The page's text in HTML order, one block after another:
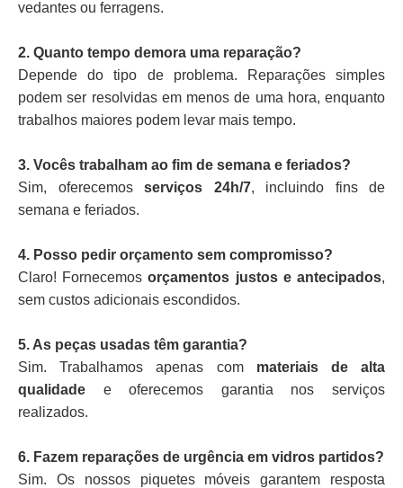
vedantes ou ferragens.
2. Quanto tempo demora uma reparação?
Depende do tipo de problema. Reparações simples
podem ser resolvidas em menos de uma hora, enquanto
trabalhos maiores podem levar mais tempo.
3. Vocês trabalham ao fim de semana e feriados?
Sim, oferecemos serviços 24h/7, incluindo fins de
semana e feriados.
4. Posso pedir orçamento sem compromisso?
Claro! Fornecemosorçamentos justos e antecipados,
sem custos adicionais escondidos.
5. As peças usadas têm garantia?
Sim. Trabalhamos apenas com materiais de alta
qualidade e oferecemos garantia nos serviços
realizados.
6. Fazem reparações de urgência em vidros partidos?
Sim. Os nossos piquetes móveis garantem resposta